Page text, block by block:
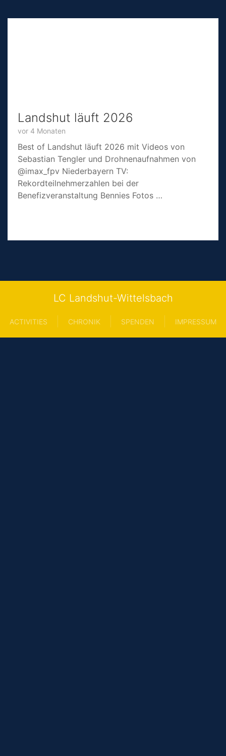
Landshut läuft 2026
vor 4 Monaten
Best of Landshut läuft 2026 mit Videos von
Sebastian Tengler und Drohnenaufnahmen von
@imax_fpv Niederbayern TV:
Rekordteilnehmerzahlen bei der
Benefizveranstaltung Bennies Fotos …
LC Landshut-Wittelsbach
ACTIVITIES CHRONIK SPENDEN IMPRESSUM